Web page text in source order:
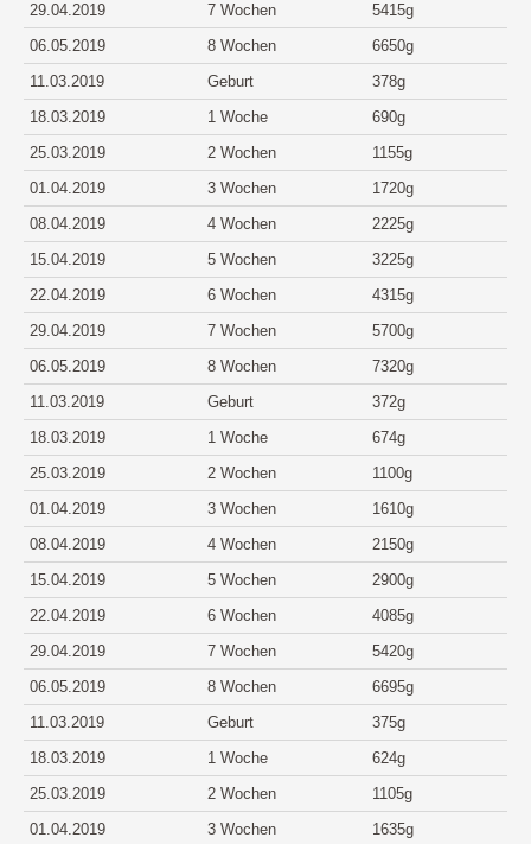
29.04.2019 7 Wochen
5415g
06.05.2019
8 Wochen
6650g
11.03.2019
Geburt
378g
18.03.2019
1 Woche
690g
25.03.2019
2 Wochen
1155g
01.04.2019
3 Wochen
1720g
08.04.2019
4 Wochen
2225g
15.04.2019
5 Wochen
3225g
22.04.2019
6 Wochen
4315g
29.04.2019
7 Wochen
5700g
06.05.2019
8 Wochen
7320g
11.03.2019
Geburt
372g
18.03.2019
1 Woche
674g
25.03.2019
2 Wochen
1100g
01.04.2019
3 Wochen
1610g
08.04.2019
4 Wochen
2150g
15.04.2019
5 Wochen
2900g
22.04.2019
6 Wochen
4085g
29.04.2019
7 Wochen
5420g
06.05.2019
8 Wochen
6695g
11.03.2019
Geburt
375g
18.03.2019
1 Woche
624g
25.03.2019
2 Wochen
1105g
01.04.2019
3 Wochen
1635g